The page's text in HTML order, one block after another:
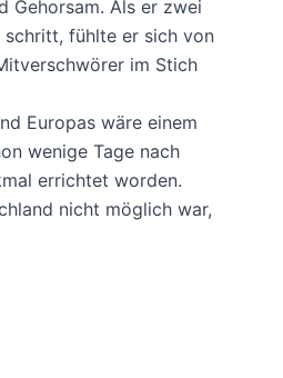
Gehorsam. Als er zwei
fühlte er sich von
im Stich
Europas wäre einem
wenige Tage nach
errichtet worden.
nicht möglich war,